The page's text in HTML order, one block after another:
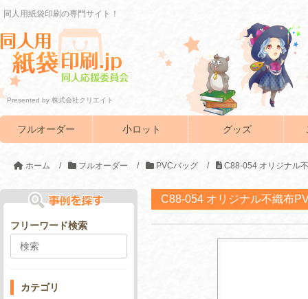
同人用紙袋印刷の専門サイト！
Presented by 株式会社クリエイト
フルオーダー 小ロット グッズ
ホーム / フルオーダー / PVCバッグ / C88-054 オリジナル
C88-054 オリジナル不織布
フリーワード検索
カテゴリ